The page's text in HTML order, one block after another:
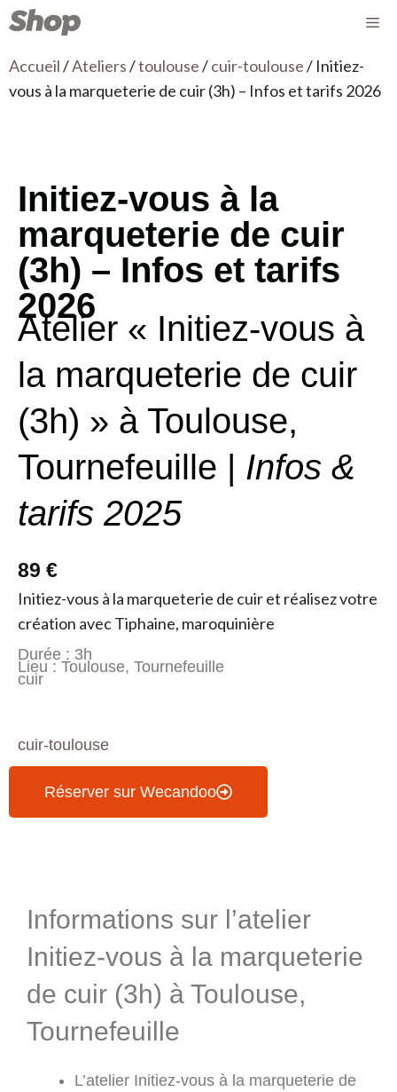
Accueil/Ateliers/toulouse/cuir-toulouse/ Initiez-
vous à la marqueterie de cuir (3h) – Infos et tarifs 2026
Initiez-vous à la
marqueterie de cuir
(3h) – Infos et tarifs
2026
Atelier « Initiez-vous à
la marqueterie de cuir
(3h) » à Toulouse,
Tournefeuille | Infos &
tarifs 2025
89 €
Initiez-vous à la marqueterie de cuir et réalisez votre
création avec Tiphaine, maroquinière
Durée : 3h
Lieu : Toulouse, Tournefeuille
cuir
cuir-toulouse
Réserver sur Wecandoo
Informations sur l’atelier
Initiez-vous à la marqueterie
de cuir (3h) à Toulouse,
Tournefeuille
L’atelier Initiez-vous à la marqueterie de